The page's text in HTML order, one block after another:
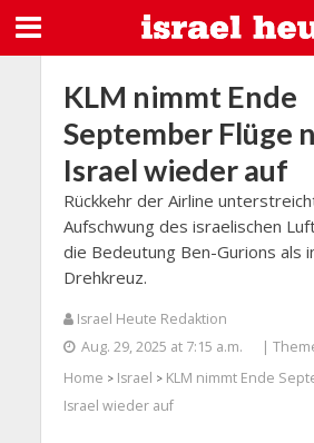
KLM nimmt Ende
September Flüge
Israel wieder auf
Rückkehr der Airline
Aufschwung des israelischen
die Bedeutung Ben-Gurions als
Drehkreuz.
Israel Heute Redaktion
Aug. 29, 2025 at 7:15 a.m.
|
Home > Israel > KLM nimmt Ende
Israel wieder auf